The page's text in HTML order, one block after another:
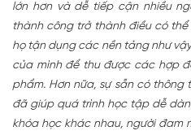
lớn hơn và dễ tiếp cận nhiều
thành công trở thành điều có
họ tận dụng các nền tảng như
của mình để thu được các hợp
phẩm. Hơn nữa, sự sẵn có
đã giúp quá trình học tập dễ
khóa học khác nhau, người đam